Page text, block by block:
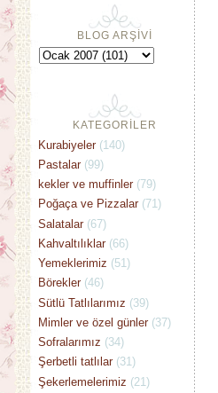
BLOG ARŞİVİ
KATEGORİLER
Kurabiyeler (140)
Pastalar (99)
kekler ve muffinler (79)
Poğaça ve Pizzalar (71)
Salatalar (67)
Kahvaltılıklar (66)
Yemeklerimiz (51)
Börekler (46)
Sütlü Tatlılarımız (39)
Mimler ve özel günler (37)
Sofralarımız (34)
Şerbetli tatlılar (31)
Şekerlemelerimiz (21)